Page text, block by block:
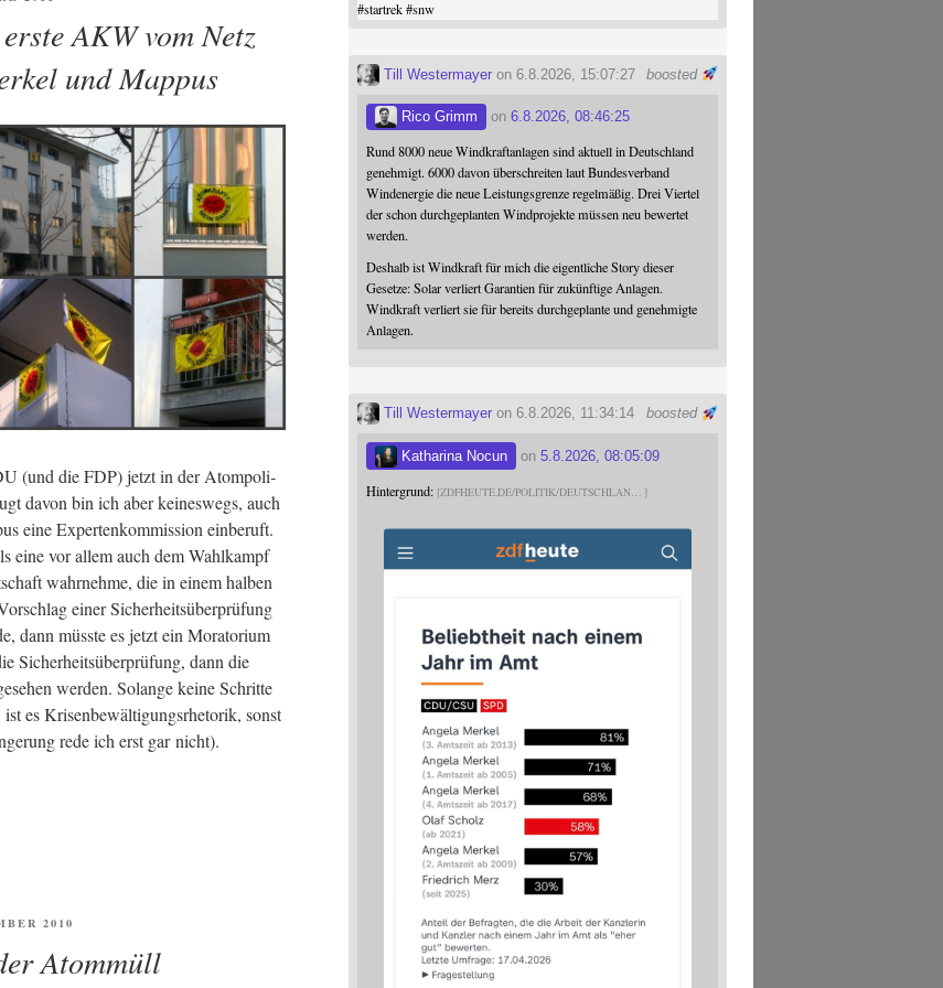
AKW vom Netz
und Mappus
(und die FDP) jetzt in der Atom­po­li­
davon bin ich aber kei­nes­wegs, auch
eine Exper­ten­kom­mis­si­on ein­be­ruft.
eine vor allem auch dem Wahl­kampf
wahr­neh­me, die in einem hal­ben
einer Sicher­heits­über­prü­fung
dann müss­te es jetzt ein Mora­to­ri­um
Sicher­heits­über­prü­fung, dann die
wer­den. Solan­ge kei­ne Schrit­te
es Kri­sen­be­wäl­ti­gungs­rhe­to­rik, sonst
rede ich erst gar nicht).
2010
Atommüll
#startrek #snw
boosted
Till Westermayer on 6.8.2026, 15:07:27
Rico Grimm on6.8.2026, 08:46:25
Rund 8000 neue Windkraftanlagen sind aktuell in Deutschland
genehmigt. 6000 davon überschreiten laut Bundesverband
Windenergie die neue Leistungsgrenze regelmäßig. Drei Viertel
der schon durchgeplanten Windprojekte müssen neu bewertet
werden.
Deshalb ist Windkraft für mich die eigentliche Story dieser
Gesetze: Solar verliert Garantien für zukünftige Anlagen.
Windkraft verliert sie für bereits durchgeplante und genehmigte
Anlagen.
boosted
Till Westermayer on 6.8.2026, 11:34:14
Katharina Nocun on5.8.2026, 08:05:09
Hintergrund: ZDFHEUTE.DE/POLITIK/DEUTSCHLAN